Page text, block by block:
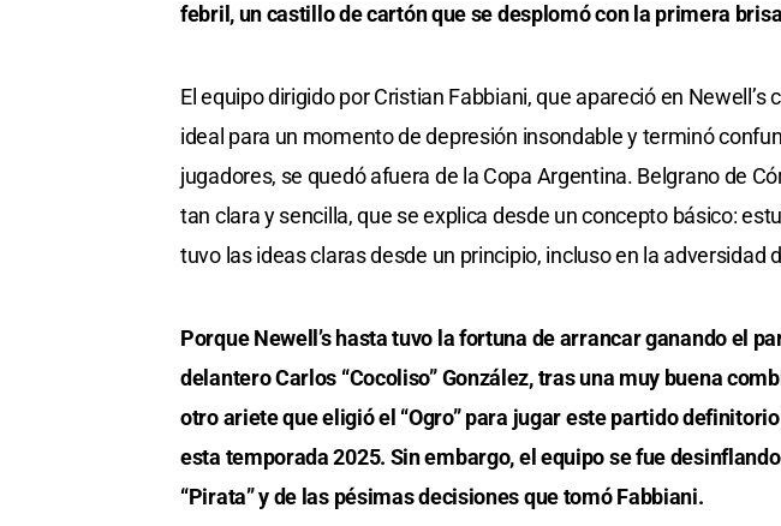
febril, un castillo de cartón que se desplomó con la primera
El equipo dirigido por Cristian Fabbiani, que apareció en
ideal para un momento de depresión insondable y terminó
jugadores, se quedó afuera de la Copa Argentina. Belgrano de
tan clara y sencilla, que se explica desde un concepto básico:
tuvo las ideas claras desde un principio, incluso en la adversidad
Porque Newell’s hasta tuvo la fortuna de arrancar ganando el
delantero Carlos “Cocoliso” González, tras una muy buena
otro ariete que eligió el “Ogro” para jugar este partido
esta temporada 2025. Sin embargo, el equipo se fue
“Pirata” y de las pésimas decisiones que tomó Fabbiani.